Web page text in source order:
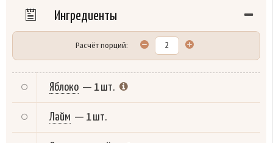
Ингредиенты
Расчёт порций:
Яблоко — 1 шт.
Лайм — 1 шт.